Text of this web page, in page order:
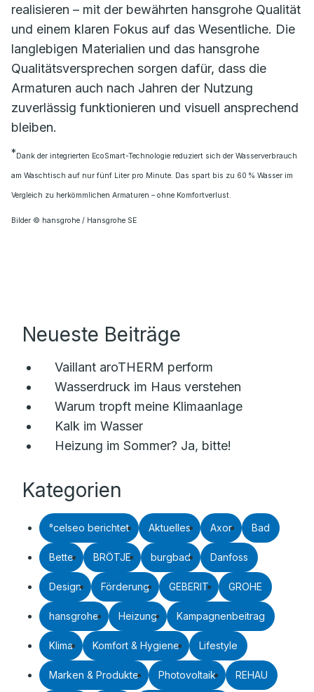
realisieren – mit der bewährten hansgrohe Qualität
und einem klaren Fokus auf das Wesentliche. Die
langlebigen Materialien und das hansgrohe
Qualitätsversprechen sorgen dafür, dass die
Armaturen auch nach Jahren der Nutzung
zuverlässig funktionieren und visuell ansprechend
bleiben.
*Dank der integrierten EcoSmart-Technologie reduziert sich der Wasserverbrauch
am Waschtisch auf nur fünf Liter pro Minute. Das spart bis zu 60 % Wasser im
Vergleich zu herkömmlichen Armaturen – ohne Komfortverlust.
Bilder © hansgrohe / Hansgrohe SE
Neueste Beiträge
Vaillant aroTHERM perform
Wasserdruck im Haus verstehen
Warum tropft meine Klimaanlage
Kalk im Wasser
Heizung im Sommer? Ja, bitte!
Kategorien
°celseo berichtet Aktuelles Axor Bad
Bette BRÖTJE burgbad Danfoss
Design Förderung GEBERIT GROHE
hansgrohe Heizung Kampagnenbeitrag
Klima Komfort & Hygiene Lifestyle
Marken & Produkte Photovoltaik REHAU